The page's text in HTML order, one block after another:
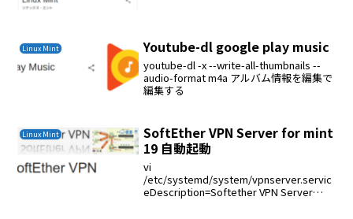
Linux Mint Youtube-dl google play music
youtube-dl -x --write-all-thumbnails --
audio-format m4a アルバム情報を編集で
編集する
Linux Mint
SoftEther VPN Server for mint
19 自動起動
vi
/etc/systemd/system/vpnserver.servic
eDescription=Softether VPN Server